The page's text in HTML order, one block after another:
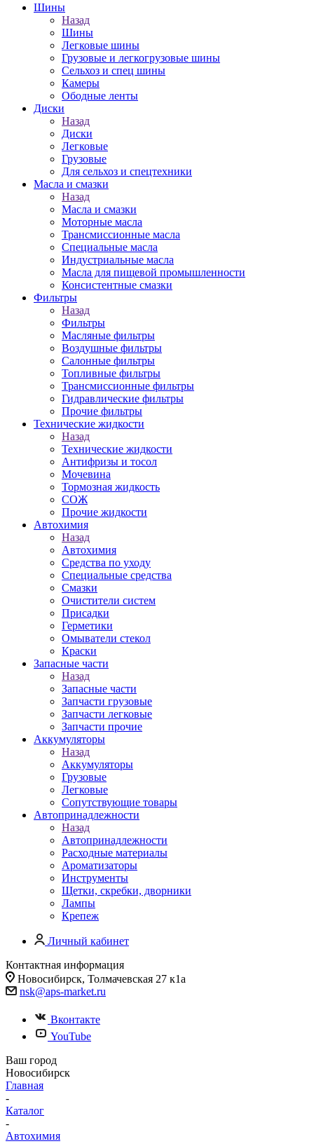
Шины
Назад
Шины
Легковые шины
Грузовые и легкогрузовые шины
Сельхоз и спец шины
Камеры
Ободные ленты
Диски
Назад
Диски
Легковые
Грузовые
Для сельхоз и спецтехники
Масла и смазки
Назад
Масла и смазки
Моторные масла
Трансмиссионные масла
Специальные масла
Индустриальные масла
Масла для пищевой промышленности
Консистентные смазки
Фильтры
Назад
Фильтры
Масляные фильтры
Воздушные фильтры
Салонные фильтры
Топливные фильтры
Трансмиссионные фильтры
Гидравлические фильтры
Прочие фильтры
Технические жидкости
Назад
Технические жидкости
Антифризы и тосол
Мочевина
Тормозная жидкость
СОЖ
Прочие жидкости
Автохимия
Назад
Автохимия
Средства по уходу
Специальные средства
Смазки
Очистители систем
Присадки
Герметики
Омыватели стекол
Краски
Запасные части
Назад
Запасные части
Запчасти грузовые
Запчасти легковые
Запчасти прочие
Аккумуляторы
Назад
Аккумуляторы
Грузовые
Легковые
Сопутствующие товары
Автопринадлежности
Назад
Автопринадлежности
Расходные материалы
Ароматизаторы
Инструменты
Щетки, скребки, дворники
Лампы
Крепеж
Личный кабинет
Контактная информация
Новосибирск, Толмачевская 27 к1а
nsk@aps-market.ru
Вконтакте
YouTube
Ваш город
Новосибирск
Главная
-
Каталог
-
Автохимия